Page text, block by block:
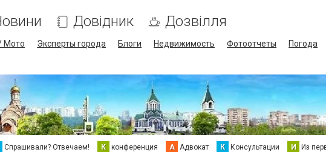
Довідник Дозвілля
Мото Эксперты города Блоги Недвижимость Фотоотчеты Погода
Спрашивали? Отвечаем! К конференция А Адвокат К Консультации И Из